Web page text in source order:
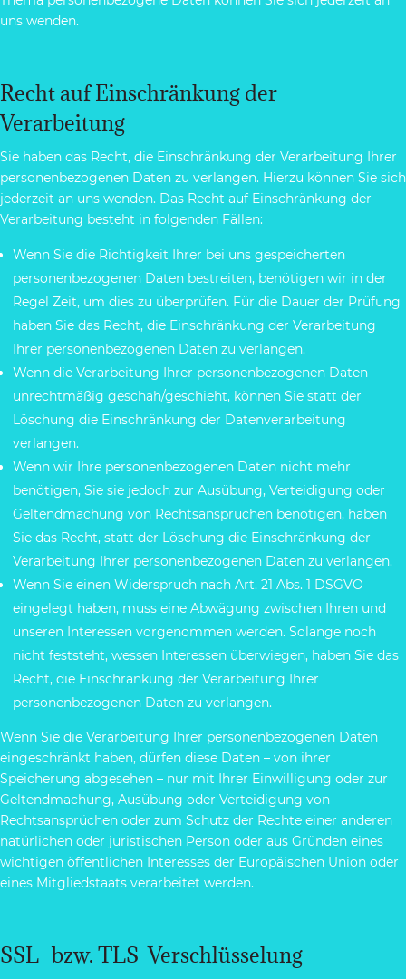
uns wenden.
Recht auf Einschränkung der
Verarbeitung
Sie haben das Recht, die Einschränkung der Verarbeitung Ihrer
personenbezogenen Daten zu verlangen. Hierzu können Sie sich
jederzeit an uns wenden. Das Recht auf Einschränkung der
Verarbeitung besteht in folgenden Fällen:
Wenn Sie die Richtigkeit Ihrer bei uns gespeicherten
personenbezogenen Daten bestreiten, benötigen wir in der
Regel Zeit, um dies zu überprüfen. Für die Dauer der Prüfung
haben Sie das Recht, die Einschränkung der Verarbeitung
Ihrer personenbezogenen Daten zu verlangen.
Wenn die Verarbeitung Ihrer personenbezogenen Daten
unrechtmäßig geschah/geschieht, können Sie statt der
Löschung die Einschränkung der Datenverarbeitung
verlangen.
Wenn wir Ihre personenbezogenen Daten nicht mehr
benötigen, Sie sie jedoch zur Ausübung, Verteidigung oder
Geltendmachung von Rechtsansprüchen benötigen, haben
Sie das Recht, statt der Löschung die Einschränkung der
Verarbeitung Ihrer personenbezogenen Daten zu verlangen.
Wenn Sie einen Widerspruch nach Art. 21 Abs. 1 DSGVO
eingelegt haben, muss eine Abwägung zwischen Ihren und
unseren Interessen vorgenommen werden. Solange noch
nicht feststeht, wessen Interessen überwiegen, haben Sie das
Recht, die Einschränkung der Verarbeitung Ihrer
personenbezogenen Daten zu verlangen.
Wenn Sie die Verarbeitung Ihrer personenbezogenen Daten
eingeschränkt haben, dürfen diese Daten – von ihrer
Speicherung abgesehen – nur mit Ihrer Einwilligung oder zur
Geltendmachung, Ausübung oder Verteidigung von
Rechtsansprüchen oder zum Schutz der Rechte einer anderen
natürlichen oder juristischen Person oder aus Gründen eines
wichtigen öffentlichen Interesses der Europäischen Union oder
eines Mitgliedstaats verarbeitet werden.
SSL- bzw. TLS-Verschlüsselung